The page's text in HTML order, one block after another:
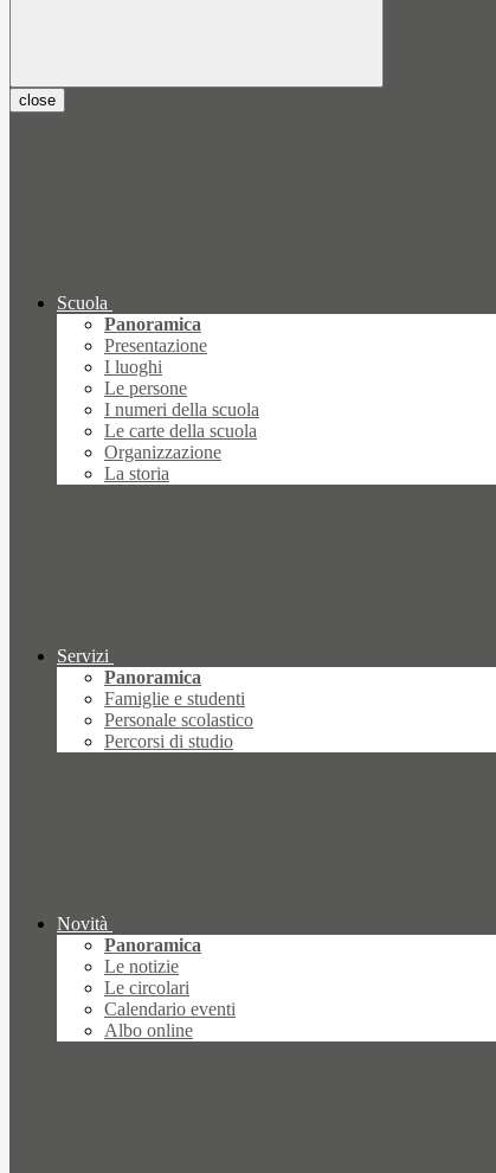
close
Scuola
Panoramica
Presentazione
I luoghi
Le persone
I numeri della scuola
Le carte della scuola
Organizzazione
La storia
Servizi
Panoramica
Famiglie e studenti
Personale scolastico
Percorsi di studio
Novità
Panoramica
Le notizie
Le circolari
Calendario eventi
Albo online